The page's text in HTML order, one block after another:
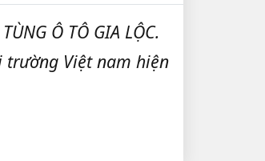
Ô TÔ GIA LỘC.
trường Việt nam hiện